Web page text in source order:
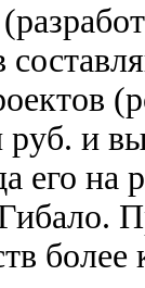
руб. и
его на